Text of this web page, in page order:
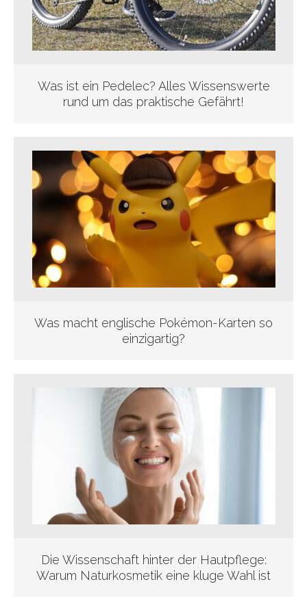
Was ist ein Pedelec? Alles Wissenswerte
rund um das praktische Gefährt!
Was macht englische Pokémon-Karten so
einzigartig?
Die Wissenschaft hinter der Hautpflege:
Warum Naturkosmetik eine kluge Wahl ist